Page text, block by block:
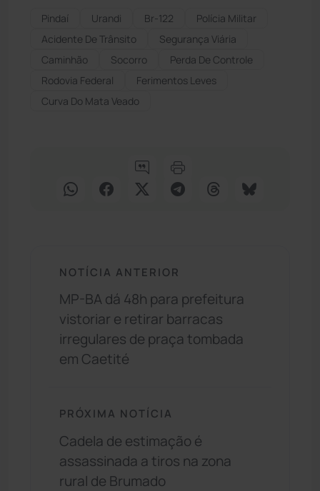
Pindaí Urandi Br-122
Polícia Militar
Acidente De Trânsito
Segurança Viária
Caminhão
Socorro
Perda De Controle
Rodovia Federal
Ferimentos Leves
Curva Do Mata Veado
NOTÍCIA ANTERIOR
MP-BA dá 48h para prefeitura
vistoriar e retirar barracas
irregulares de praça tombada
em Caetité
PRÓXIMA NOTÍCIA
Cadela de estimação é
assassinada a tiros na zona
rural de Brumado